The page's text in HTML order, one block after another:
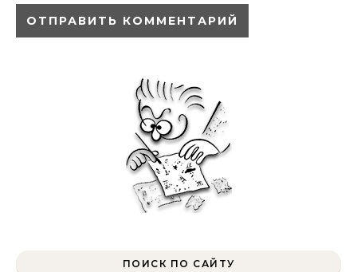
ПОИСК ПО САЙТУ